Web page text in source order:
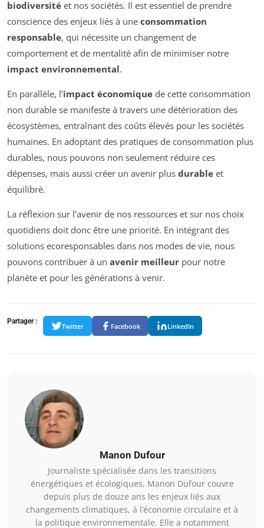
biodiversité et nos sociétés. Il est essentiel de prendre
conscience des enjeux liés à une consommation
responsable, qui nécessite un changement de
comportement et de mentalité afin de minimiser notre
impact environnemental.
En parallèle, l’impact économique de cette consommation
non durable se manifeste à travers une détérioration des
écosystèmes, entraînant des coûts élevés pour les sociétés
humaines. En adoptant des pratiques de consommation plus
durables, nous pouvons non seulement réduire ces
dépenses, mais aussi créer un avenir plus durable et
équilibré.
La réflexion sur l’avenir de nos ressources et sur nos choix
quotidiens doit donc être une priorité. En intégrant des
solutions ecoresponsables dans nos modes de vie, nous
pouvons contribuer à un avenir meilleur pour notre
planète et pour les générations à venir.
Partager :
Twitter Facebook LinkedIn
Manon Dufour
Journaliste spécialisée dans les transitions
énergétiques et écologiques, Manon Dufour couvre
depuis plus de douze ans les enjeux liés aux
changements climatiques, à l’économie circulaire et à
la politique environnementale. Elle a notamment